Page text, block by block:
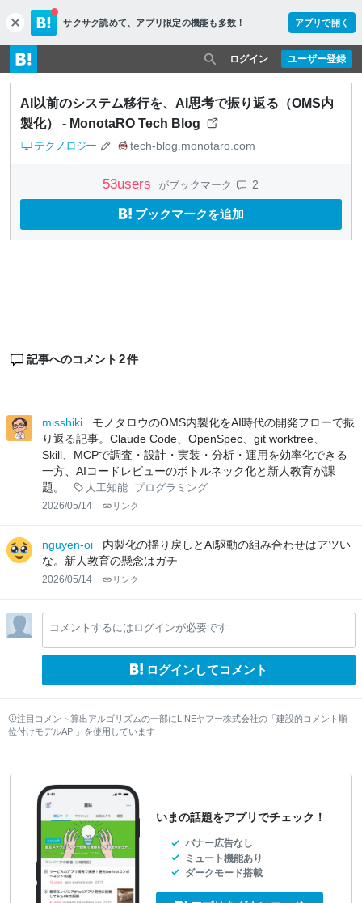
c
l
o
s
e
サクサク読めて、 アプリ限定の機能も多数！ アプリで開く
ユーザー登録
ログイン
AI以前のシステム移行を、AI思考で振り返る（OMS内
製化） - MonotaRO Tech Blog
テクノロジー tech-blog.monotaro.com
53users がブックマーク 2
ブックマークを追加
記事へのコメント 2件
misshiki
モノタロウのOMS内製化をAI時代の開発フローで振
り返る記事。Claude Code、OpenSpec、git worktree、
Skill、MCPで調査・設計・実装・分析・運用を効率化できる
一方、AIコードレビューのボトルネック化と新人教育が課
題。
人工知能 プログラミング
2026/05/14 リンク
nguyen-oi
内製化の揺り戻しとAI駆動の組み合わせはアツい
な。新人教育の懸念はガチ
2026/05/14 リンク
コメントするにはログインが必要です
ログインしてコメント
注目コメント算出アルゴリズムの一部にLINEヤフー株式会社の「建設的コメント順
位付けモデルAPI」を使用しています
いまの話題をアプリでチェック！
バナー広告なし
ミュート機能あり
ダークモード搭載